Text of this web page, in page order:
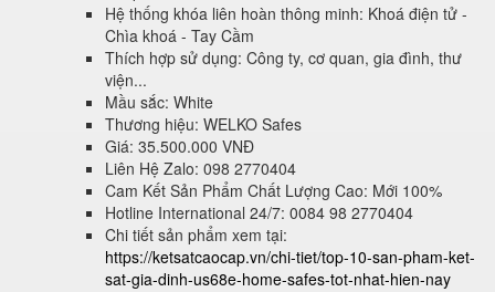
Hệ thống khóa liên hoàn thông minh: Khoá điện tử -
Chìa khoá - Tay Cầm
Thích hợp sử dụng: Công ty, cơ quan, gia đình, thư
viện...
Mầu sắc: White
Thương hiệu: WELKO Safes
Giá: 35.500.000 VNĐ
Liên Hệ Zalo: 098 2770404
Cam Kết Sản Phẩm Chất Lượng Cao: Mới 100%
Hotline International 24/7: 0084 98 2770404
Chi tiết sản phẩm xem tại:
https://ketsatcaocap.vn/chi-tiet/top-10-san-pham-ket-
sat-gia-dinh-us68e-home-safes-tot-nhat-hien-nay